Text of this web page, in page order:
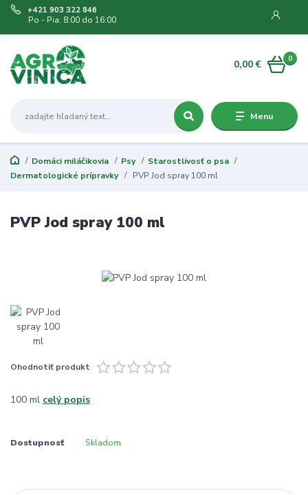
Menu
+421 903 322 846
Po - Pia: 8:00 do 16:00
0
0,00 €
Domáci miláčikovia Psy
Starostlivosť o psa
Dermatologické prípravky
PVP Jod spray 100 ml
PVP Jod spray 100 ml
Ohodnotiť produkt
100 ml celý popis
Dostupnosť Skladom